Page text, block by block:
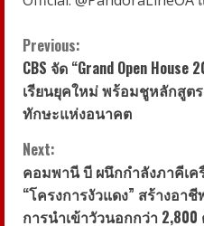
C
o
n
t
i
Previous:
CBS จัด “Grand Open
เรียนยุคใหม่ พร้อมชูหลักสูต
ทักษะแห่งอนาคต
Next:
คอมพานี บี ผนึกกำลังภาคีเค
“โครงการงัวแดง” สร้างอา
การนำเข้าวัวนอกกว่า